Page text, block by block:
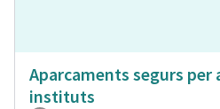
Aparcaments segurs per
instituts